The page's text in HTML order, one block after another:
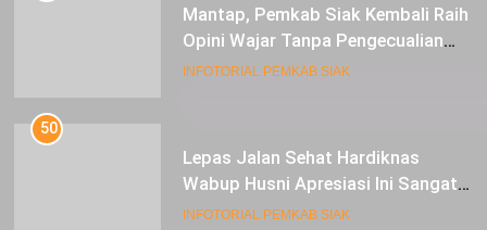
Mantap, Pemkab Siak Kembali Raih
Opini Wajar Tanpa Pengecualian
ke-13 Dari BPK RI.
INFOTORIAL PEMKAB SIAK
50
Lepas Jalan Sehat Hardiknas
Wabup Husni Apresiasi Ini Sangat
Luar Biasa
INFOTORIAL PEMKAB SIAK